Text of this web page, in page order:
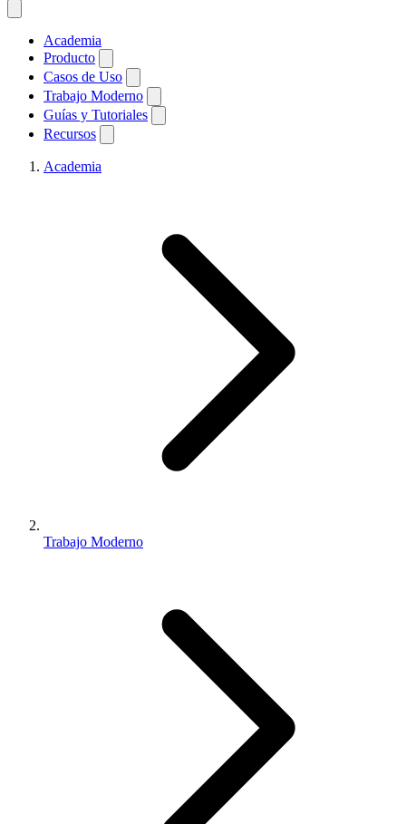
Academia
Producto
Casos de Uso
Trabajo Moderno
Guías y Tutoriales
Recursos
Academia
Trabajo Moderno